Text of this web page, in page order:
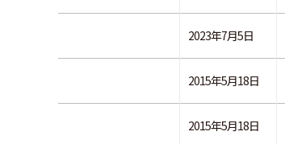
2023年7月5日
2015年5月18日
2015年5月18日